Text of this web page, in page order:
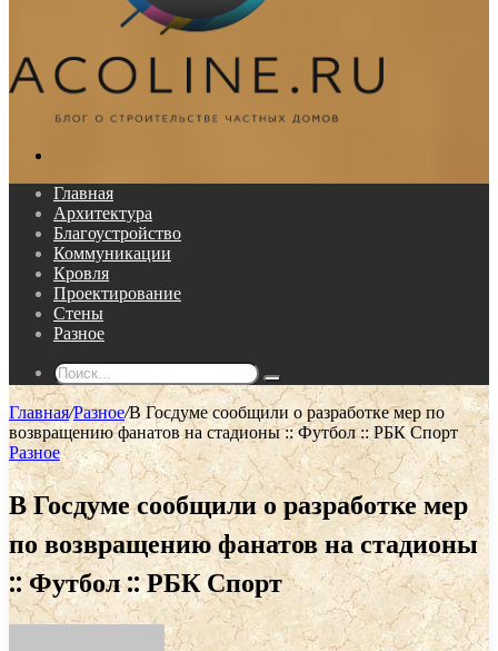
Главная
Архитектура
Благоустройство
Коммуникации
Кровля
Проектирование
Стены
Разное
Поиск...
Главная/Разное/В Госдуме сообщили о разработке мер по
возвращению фанатов на стадионы :: Футбол :: РБК Спорт
Разное
В Госдуме сообщили о разработке мер
по возвращению фанатов на стадионы
:: Футбол :: РБК Спорт